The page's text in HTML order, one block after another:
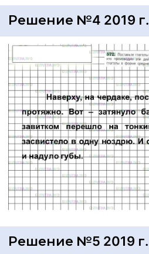
Решение №4 2019 г.
Решение №5 2019 г.